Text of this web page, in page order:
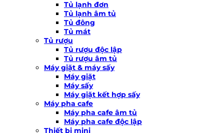
Tủ lạnh đơn
Tủ lạnh âm tủ
Tủ đông
Tủ mát
Tủ rượu
Tủ rượu độc lập
Tủ rượu âm tủ
Máy giặt & máy sấy
Máy giặt
Máy sấy
Máy giặt kết hợp sấy
Máy pha cafe
Máy pha cafe âm tủ
Máy pha cafe độc lập
Thiết bị mini